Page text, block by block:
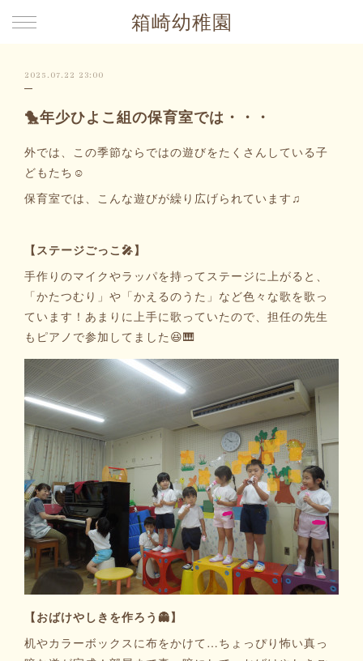
箱崎幼稚園
2025.07.22 23:00
🐤年少ひよこ組の保育室では・・・
外では、この季節ならではの遊びをたくさんしている子
どもたち☺️
保育室では、こんな遊びが繰り広げられています♫
【ステージごっこ🎤】
手作りのマイクやラッパを持ってステージに上がると、
「かたつむり」や「かえるのうた」など色々な歌を歌っ
ています！あまりに上手に歌っていたので、担任の先生
もピアノで参加してました😆🎹
【おばけやしきを作ろう👻】
机やカラーボックスに布をかけて…ちょっぴり怖い真っ